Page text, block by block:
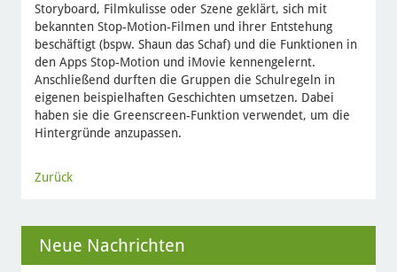
Storyboard, Filmkulisse oder Szene geklärt, sich mit
bekannten Stop-Motion-Filmen und ihrer Entstehung
beschäftigt (bspw. Shaun das Schaf) und die Funktionen in
den Apps Stop-Motion und iMovie kennengelernt.
Anschließend durften die Gruppen die Schulregeln in
eigenen beispielhaften Geschichten umsetzen. Dabei
haben sie die Greenscreen-Funktion verwendet, um die
Hintergründe anzupassen.
Zurück
Neue Nachrichten